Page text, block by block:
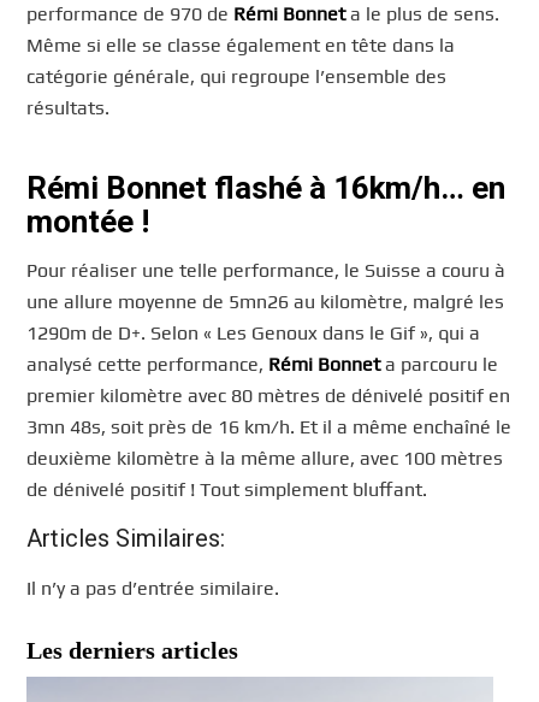
performance de 970 de Rémi Bonneta le plus de sens.
Même si elle se classe également en tête dans la
catégorie générale, qui regroupe l’ensemble des
résultats.
Rémi Bonnet flashé à 16km/h… en
montée !
Pour réaliser une telle performance, le Suisse a couru à
une allure moyenne de 5mn26 au kilomètre, malgré les
1290m de D+. Selon « Les Genoux dans le Gif », qui a
analysé cette performance, Rémi Bonneta parcouru le
premier kilomètre avec 80 mètres de dénivelé positif en
3mn 48s, soit près de 16 km/h. Et il a même enchaîné le
deuxième kilomètre à la même allure, avec 100 mètres
de dénivelé positif ! Tout simplement bluffant.
Articles Similaires:
Il n’y a pas d’entrée similaire.
Les derniers articles